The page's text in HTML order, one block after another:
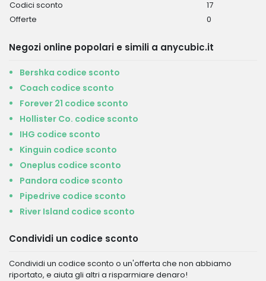
Codici sconto
17
Offerte
0
Negozi online popolari e simili a anycubic.it
Bershka codice sconto
Coach codice sconto
Forever 21 codice sconto
Hollister Co. codice sconto
IHG codice sconto
Kinguin codice sconto
Oneplus codice sconto
Pandora codice sconto
Pipedrive codice sconto
River Island codice sconto
Condividi un codice sconto
Condividi un codice sconto o un'offerta che non abbiamo
riportato, e aiuta gli altri a risparmiare denaro!